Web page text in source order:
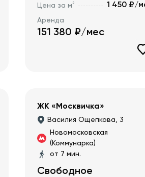
Цена за м2 1 450 ₽/
Аренда
151 380 ₽/мес
ЖК «Москвичка»
Василия Ощепкова, 3
Новомосковская
(Коммунарка)
от 7 мин.
Свободное